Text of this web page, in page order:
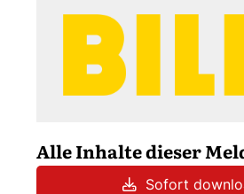
Alle Inhalte dieser
Sofort